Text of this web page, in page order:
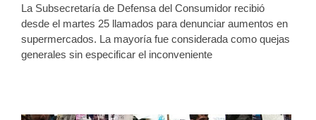
La Subsecretaría de Defensa del Consumidor recibió
desde el martes 25 llamados para denunciar aumentos en
supermercados. La mayoría fue considerada como quejas
generales sin especificar el inconveniente